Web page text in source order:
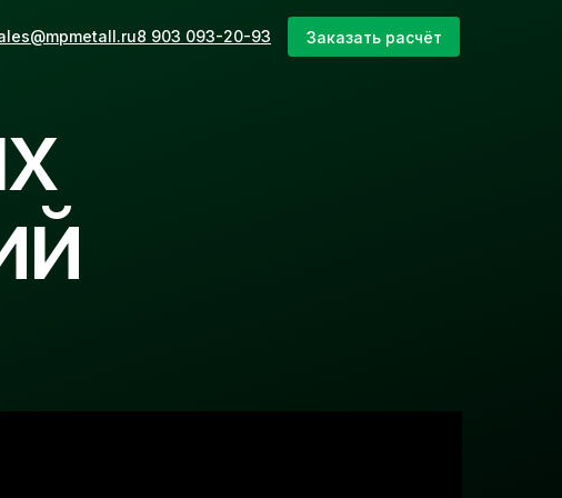
8 903 093-20-93 Заказать расчёт